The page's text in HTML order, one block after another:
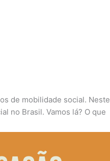
de mobilidade social. Neste
no Brasil. Vamos lá? O que